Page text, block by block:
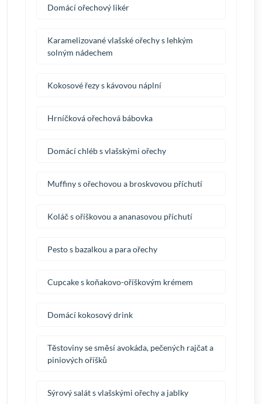
Domácí ořechový likér
Karamelizované vlašské ořechy s lehkým
solným nádechem
Kokosové řezy s kávovou náplní
Hrníčková ořechová bábovka
Domácí chléb s vlašskými ořechy
Muffiny s ořechovou a broskvovou příchutí
Koláč s oříškovou a ananasovou příchutí
Pesto s bazalkou a para ořechy
Cupcake s koňakovo-oříškovým krémem
Domácí kokosový drink
Těstoviny se směsí avokáda, pečených rajčat a
piniových oříšků
Sýrový salát s vlašskými ořechy a jablky